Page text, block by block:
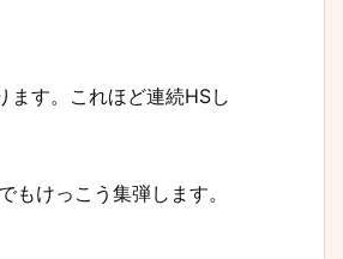
ます。これほど連続HSし
けっこう集弾します。